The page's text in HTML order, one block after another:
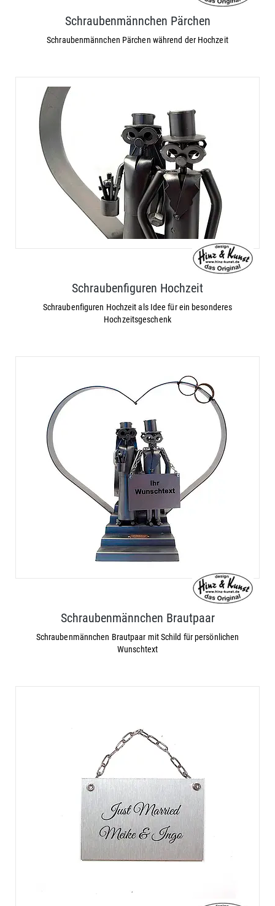
Schraubenmännchen Pärchen
Schraubenmännchen Pärchen während der Hochzeit
Schraubenfiguren Hochzeit
Schraubenfiguren Hochzeit als Idee für ein besonderes
Hochzeitsgeschenk
Schraubenmännchen Brautpaar
Schraubenmännchen Brautpaar mit Schild für persönlichen
Wunschtext